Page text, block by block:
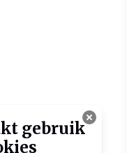
gebruik